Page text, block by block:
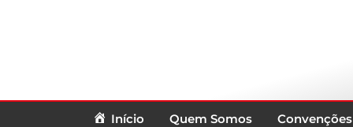
Início Quem Somos